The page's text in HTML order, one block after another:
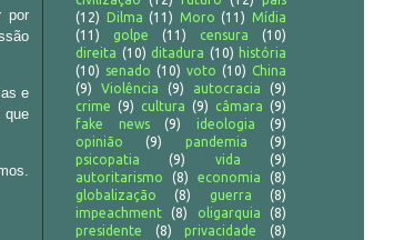
por
e
que
(12)
Dilma (11) Moro (11) Mídia
(11)
golpe (11) censura
(10)
direita (10) ditadura (10) história
(10) senado (10) voto (10) China
(9)
Violência (9) autocracia
(9)
crime (9) cultura (9) câmara (9)
fake news
(9) ideologia
(9)
opinião
(9) pandemia
(9)
psicopatia
(9) vida
(9)
autoritarismo
(8) economia
(8)
globalização
(8) guerra
(8)
impeachment
(8) oligarquia
(8)
presidente
(8) privacidade
(8)